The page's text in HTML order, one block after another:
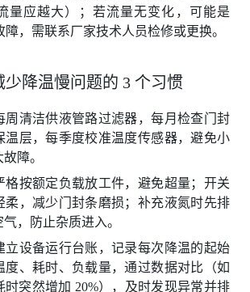
量应越大）；若流量无变化，可能是
障，需联系厂家技术人员检修或更换。
少降温慢问题的 3 个习惯
周清洁供液管路过滤器，每月检查门封
温层，每季度校准温度传感器，避免小
障。
格按额定负载放工件，避免超量；开关
柔，减少门封条磨损；补充液氮时先排
，防止杂质进入。
立设备运行台账，记录每次降温的起始
度、耗时、负载量，通过数据对比（如
时突然增加 20%），及时发现异常并排